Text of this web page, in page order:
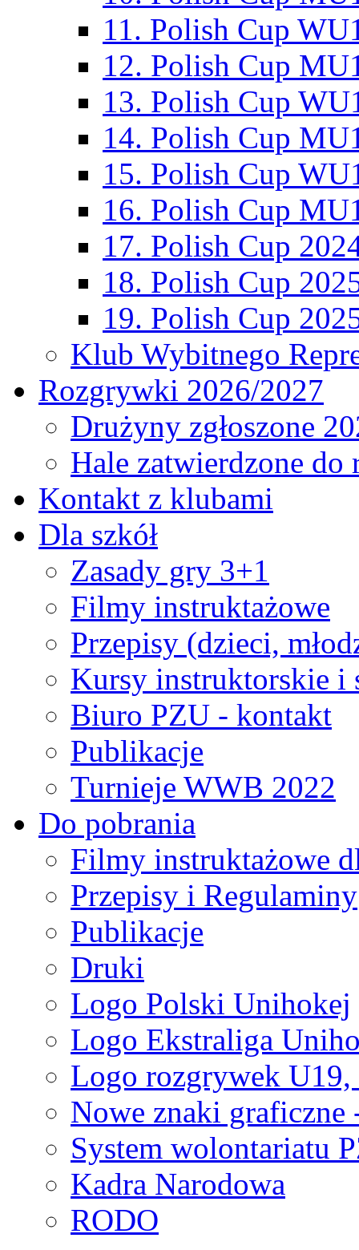
11. Polish Cup
12. Polish Cup
13. Polish Cup
14. Polish Cup
15. Polish Cup
16. Polish Cup
17. Polish Cup
18. Polish Cup
19. Polish Cup
Klub Wybitnego
Rozgrywki 2026/2027
Drużyny zgłoszone
Hale zatwierdzone
Kontakt z klubami
Dla szkół
Zasady gry 3+1
Filmy instruktażowe
Przepisy (dzieci,
Kursy instruktorskie i
Biuro PZU - kontakt
Publikacje
Turnieje WWB 2022
Do pobrania
Filmy instruktażowe
Przepisy i Regulaminy
Publikacje
Druki
Logo Polski Unihokej
Logo Ekstraliga
Logo rozgrywek
Nowe znaki graficzne
System wolontariatu
Kadra Narodowa
RODO